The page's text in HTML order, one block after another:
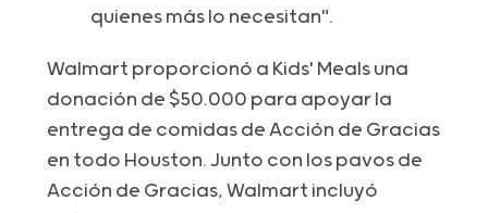
quienes más lo necesitan".
Walmart proporcionó a Kids' Meals una
donación de $50.000 para apoyar la
entrega de comidas de Acción de Gracias
en todo Houston. Junto con los pavos de
Acción de Gracias, Walmart incluyó